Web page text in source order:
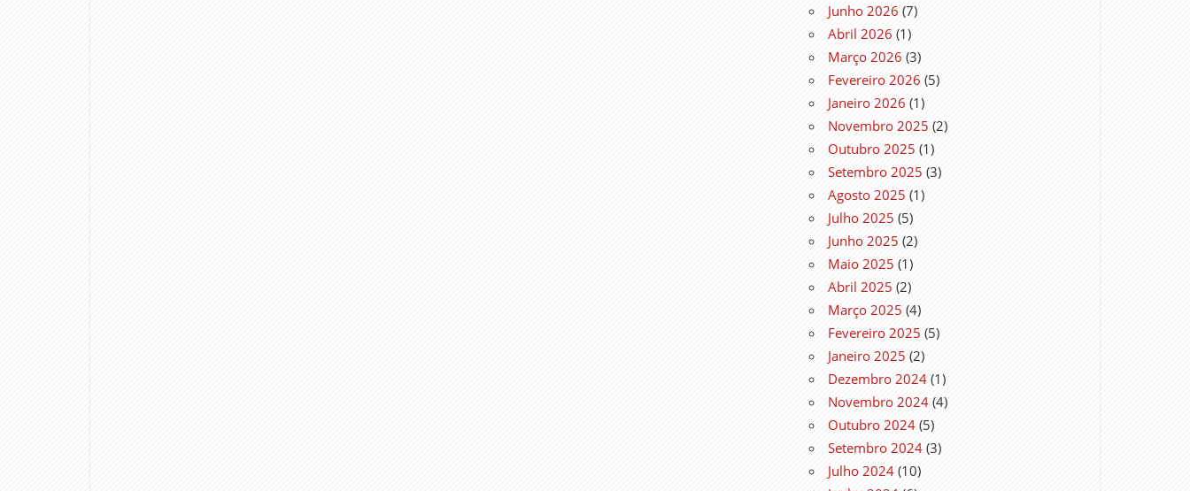
Junho 2026 (7)
Abril 2026 (1)
Março 2026 (3)
Fevereiro 2026 (5)
Janeiro 2026 (1)
Novembro 2025 (2)
Outubro 2025 (1)
Setembro 2025 (3)
Agosto 2025 (1)
Julho 2025 (5)
Junho 2025 (2)
Maio 2025 (1)
Abril 2025 (2)
Março 2025 (4)
Fevereiro 2025 (5)
Janeiro 2025 (2)
Dezembro 2024 (1)
Novembro 2024 (4)
Outubro 2024 (5)
Setembro 2024 (3)
Julho 2024 (10)